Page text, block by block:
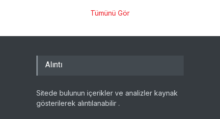
Tümünü Gör
Alıntı
Sitede bulunun içerikler ve analizler kaynak
gösterilerek alıntılanabilir .